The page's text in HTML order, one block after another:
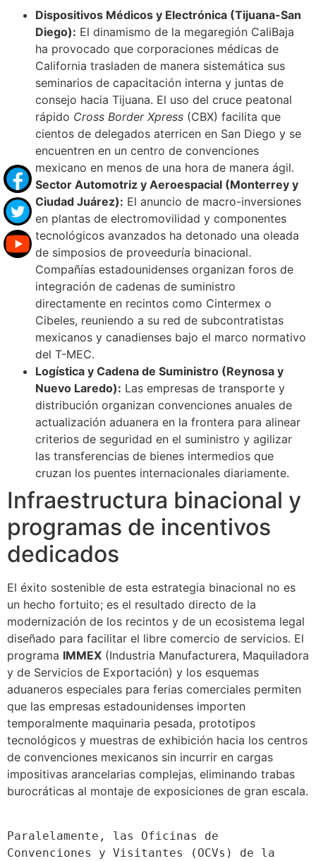
Dispositivos Médicos y Electrónica (Tijuana-San
Diego): El dinamismo de la megaregión CaliBaja
ha provocado que corporaciones médicas de
California trasladen de manera sistemática sus
seminarios de capacitación interna y juntas de
consejo hacia Tijuana. El uso del cruce peatonal
rápido Cross Border Xpress (CBX) facilita que
cientos de delegados aterricen en San Diego y se
encuentren en un centro de convenciones
mexicano en menos de una hora de manera ágil.
Sector Automotriz y Aeroespacial (Monterrey y
Ciudad Juárez): El anuncio de macro-inversiones
en plantas de electromovilidad y componentes
tecnológicos avanzados ha detonado una oleada
de simposios de proveeduría binacional.
Compañías estadounidenses organizan foros de
integración de cadenas de suministro
directamente en recintos como Cintermex o
Cibeles, reuniendo a su red de subcontratistas
mexicanos y canadienses bajo el marco normativo
del T-MEC.
Logística y Cadena de Suministro (Reynosa y
Nuevo Laredo): Las empresas de transporte y
distribución organizan convenciones anuales de
actualización aduanera en la frontera para alinear
criterios de seguridad en el suministro y agilizar
las transferencias de bienes intermedios que
cruzan los puentes internacionales diariamente.
Infraestructura binacional y
programas de incentivos
dedicados
El éxito sostenible de esta estrategia binacional no es
un hecho fortuito; es el resultado directo de la
modernización de los recintos y de un ecosistema legal
diseñado para facilitar el libre comercio de servicios. El
programa IMMEX (Industria Manufacturera, Maquiladora
y de Servicios de Exportación) y los esquemas
aduaneros especiales para ferias comerciales permiten
que las empresas estadounidenses importen
temporalmente maquinaria pesada, prototipos
tecnológicos y muestras de exhibición hacia los centros
de convenciones mexicanos sin incurrir en cargas
impositivas arancelarias complejas, eliminando trabas
burocráticas al montaje de exposiciones de gran escala.
Paralelamente, las Oficinas de
Convenciones y Visitantes (OCVs) de la